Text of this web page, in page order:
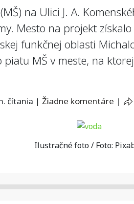
na Ulici J. A.
Mesto na projekt
funkčnej oblasti
piatu MŠ v meste, na
čítania | Žiadne komentáre |
Ilustračné foto / Foto: